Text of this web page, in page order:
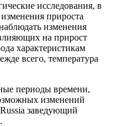
исследования, в
прироста
изменения
на прирост
характеристикам
всего, температура
периоды времени,
изменений
заведующий